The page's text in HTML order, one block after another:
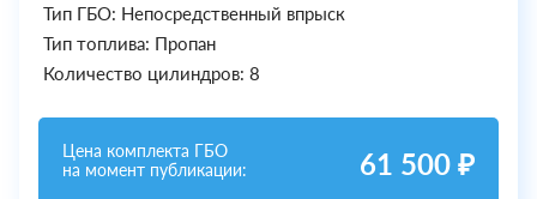
Тип ГБО: Непосредственный впрыск
Тип топлива: Пропан
Количество цилиндров: 8
Цена комплекта ГБО
на момент публикации:
61 500 ₽